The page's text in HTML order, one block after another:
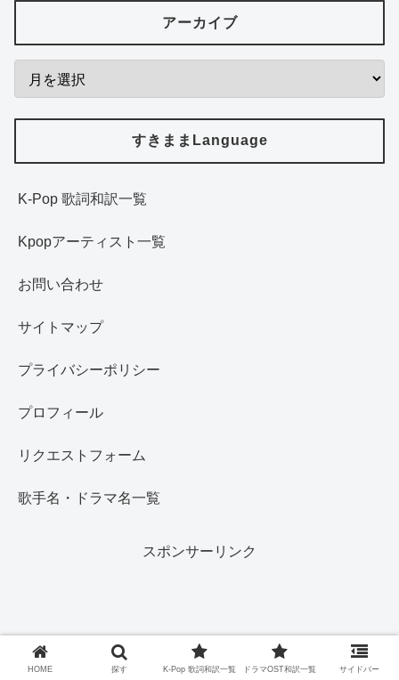
アーカイブ
すきままLanguage
K-Pop 歌詞和訳一覧
Kpopアーティスト一覧
お問い合わせ
サイトマップ
プライバシーポリシー
プロフィール
リクエストフォーム
歌手名・ドラマ名一覧
スポンサーリンク
HOME 探す K-Pop 歌詞和訳一覧 ドラマOST和訳一覧 サイドバー